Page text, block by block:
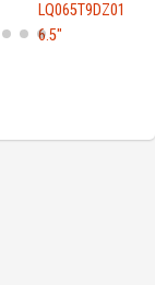
LQ065T9DZ01
6.5"